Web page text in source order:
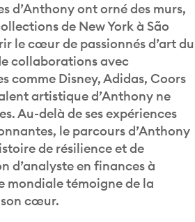
d’Anthony ont orné des murs,
de New York à São
le cœur de passionnés d’art du
collaborations avec
comme Disney, Adidas, Coors
artistique d’Anthony ne
Au-delà de ses expériences
le parcours d’Anthony
de résilience et de
d’analyste en finances à
mondiale témoigne de la
son cœur.